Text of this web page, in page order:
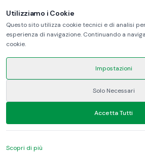
Utilizziamo i Cookie
Questo sito utilizza cookie tecnici e di analisi
esperienza di navigazione. Continuando a
cookie.
Impostazioni
Solo Necessari
Accetta Tutti
Scopri di più